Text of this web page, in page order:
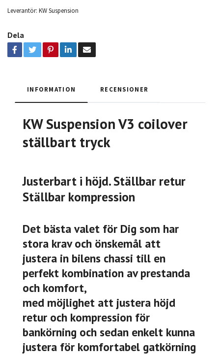
Leverantör: KW Suspension
Dela
INFORMATION RECENSIONER
KW Suspension V3 coilover
ställbart tryck
Justerbart i höjd. Ställbar retur
Ställbar kompression
Det bästa valet för Dig som har
stora krav och önskemål att
justera in bilens chassi till en
perfekt kombination av prestanda
och komfort,
med möjlighet att justera höjd
retur och kompression för
bankörning och sedan enkelt kunna
justera för komfortabel gatkörning